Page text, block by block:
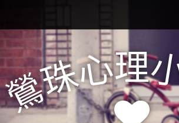
m
e
n
u
i
o
n
鶯珠心理